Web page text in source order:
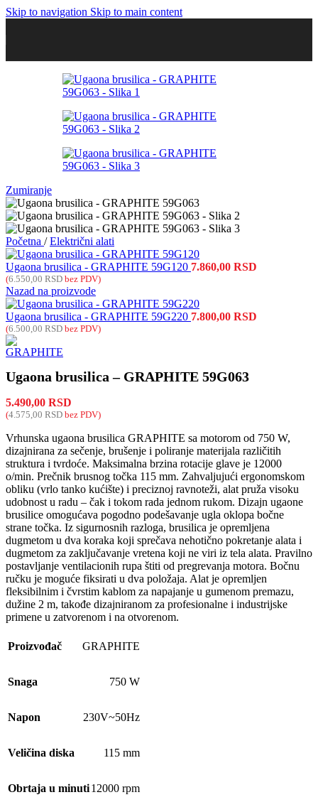
Skip to navigation Skip to main content
Zumiranje
Početna / Električni alati
Ugaona brusilica - GRAPHITE 59G120 7.860,00 RSD
(6.550,00 RSD bez PDV)
Nazad na proizvode
Ugaona brusilica - GRAPHITE 59G220 7.800,00 RSD
(6.500,00 RSD bez PDV)
Ugaona brusilica – GRAPHITE 59G063
5.490,00 RSD
(4.575,00 RSD bez PDV)
Vrhunska ugaona brusilica GRAPHITE sa motorom od 750 W,
dizajnirana za sečenje, brušenje i poliranje materijala različitih
struktura i tvrdoće. Maksimalna brzina rotacije glave je 12000
o/min. Prečnik brusnog točka 115 mm. Zahvaljujući ergonomskom
obliku (vrlo tanko kućište) i preciznoj ravnoteži, alat pruža visoku
udobnost u radu – čak i tokom rada jednom rukom. Dizajn ugaone
brusilice omogućava pogodno podešavanje ugla oklopa bočne
strane točka. Iz sigurnosnih razloga, brusilica je opremljena
dugmetom u dva koraka koji sprečava nehotično pokretanje alata i
dugmetom za zaključavanje vretena koji ne viri iz tela alata. Pravilno
postavljanje ventilacionih rupa štiti od pregrevanja motora. Bočnu
ručku je moguće fiksirati u dva položaja. Alat je opremljen
fleksibilnim i čvrstim kablom za napajanje u gumenom premazu,
dužine 2 m, takođe dizajniranom za profesionalne i industrijske
primene u zatvorenom i na otvorenom.
Proizvođač GRAPHITE
Snaga 750 W
Napon 230V~50Hz
Veličina diska 115 mm
Obrtaja u minuti12000 rpm